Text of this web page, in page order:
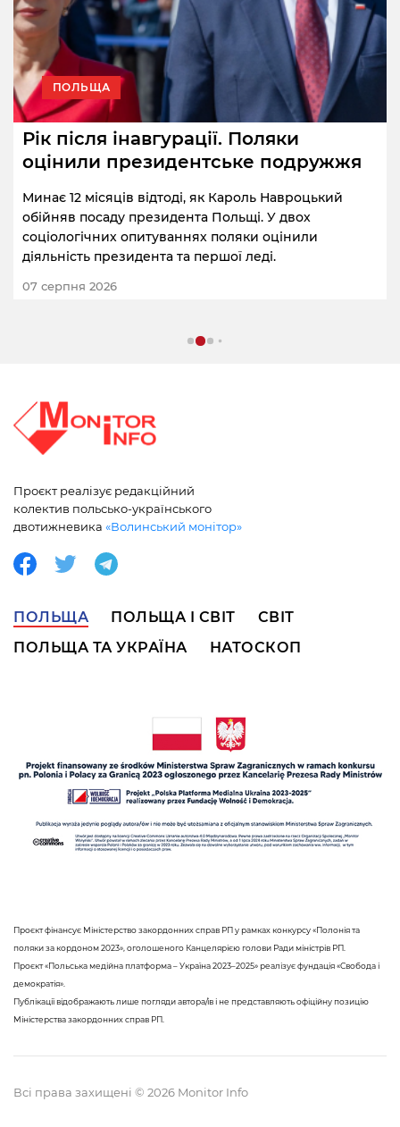
ПОЛЬЩА
Рік після інавгурації. Поляки
оцінили президентське подружжя
Минає 12 місяців відтоді, як Кароль Навроцький
обійняв посаду президента Польщі. У двох
соціологічних опитуваннях поляки оцінили
діяльність президента та першої леді.
07 серпня 2026
Проєкт реалізує редакційний
колектив польсько-українського
двотижневика «Волинський монітор»
ПОЛЬЩА ПОЛЬЩА І СВІТ
СВІТ
ПОЛЬЩА ТА УКРАЇНА
НАТОСКОП
Проєкт фінансує Міністерство закордонних справ РП у рамках конкурсу «Полонія та
поляки за кордоном 2023», оголошеного Канцелярією голови Ради міністрів РП.
Проєкт «Польська медійна платформа – Україна 2023–2025» реалізує фундація «Свобода і
демократія».
Публікації відображають лише погляди автора/ів і не представляють офіційну позицію
Міністерства закордонних справ РП.
Всі права захищені © 2026 Monitor Info